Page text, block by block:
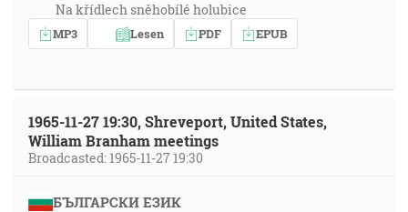
Na křídlech sněhobílé holubice
MP3 Lesen PDF EPUB
1965-11-27 19:30, Shreveport, United States,
William Branham meetings
Broadcasted: 1965-11-27 19:30
БЪЛГАРСКИ ЕЗИК